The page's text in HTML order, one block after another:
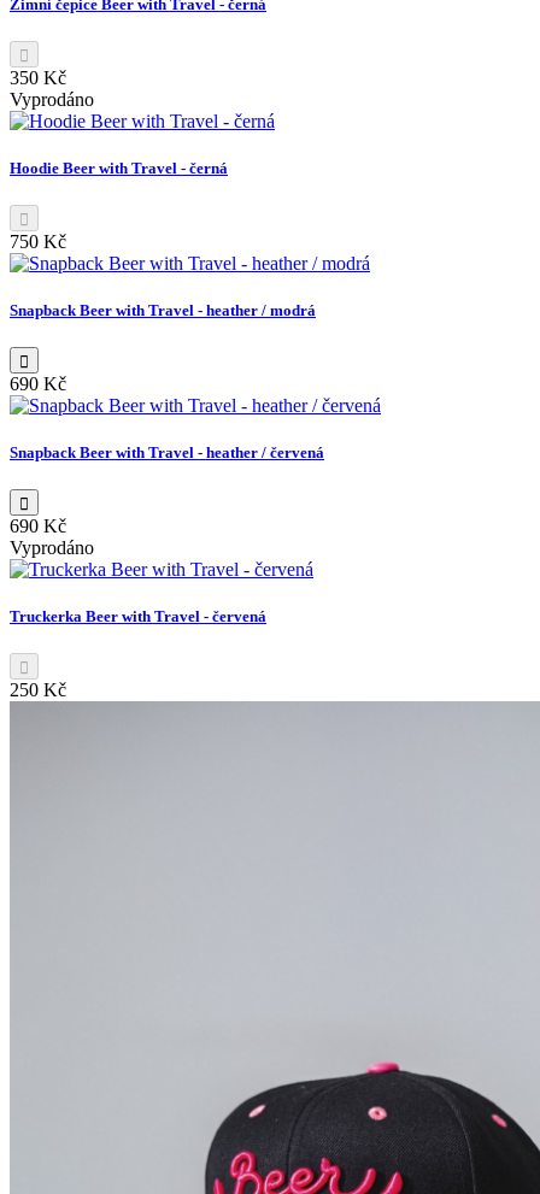
Zimní čepice Beer with Travel - černá
350 Kč
Vyprodáno
Hoodie Beer with Travel - černá
750 Kč
Snapback Beer with Travel - heather / modrá
690 Kč
Snapback Beer with Travel - heather / červená
690 Kč
Vyprodáno
Truckerka Beer with Travel - červená
250 Kč